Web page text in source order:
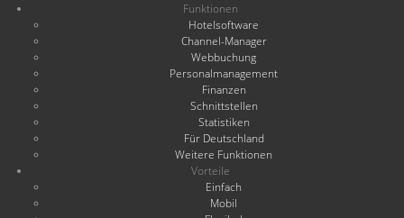
Funktionen
Hotelsoftware
Channel-Manager
Webbuchung
Personalmanagement
Finanzen
Schnittstellen
Statistiken
Für Deutschland
Weitere Funktionen
Vorteile
Einfach
Mobil